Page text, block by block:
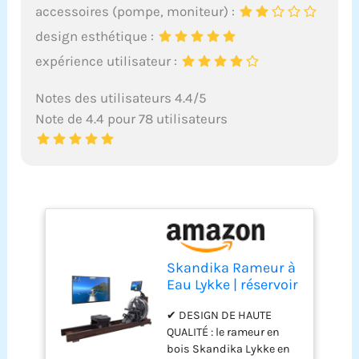
accessoires (pompe, moniteur) :
design esthétique :
expérience utilisateur :
Notes des utilisateurs 4.4/5
Note de 4.4 pour 78 utilisateurs
Skandika Rameur à
Eau Lykke | réservoir
d'appartement en
Bois, Compatible
avec l'application
✔ DESIGN DE HAUTE
QUALITÉ : le rameur en
bois Skandika Lykke en